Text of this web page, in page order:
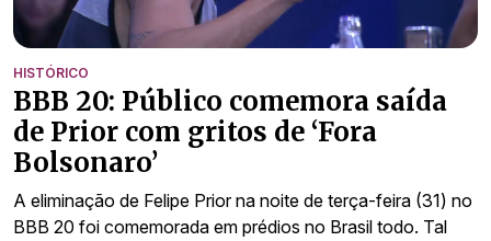
HISTÓRICO
BBB 20: Público comemora saída
de Prior com gritos de ‘Fora
Bolsonaro’
A eliminação de Felipe Prior na noite de terça-feira (31) no
BBB 20 foi comemorada em prédios no Brasil todo. Tal